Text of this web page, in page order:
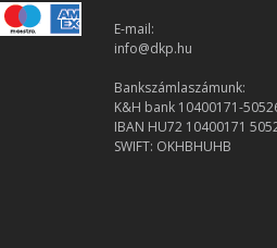
E-mail:
info@dkp.hu
Bankszámlaszámunk:
K&H bank 10400171-
IBAN HU72 10400171
SWIFT: OKHBHUHB